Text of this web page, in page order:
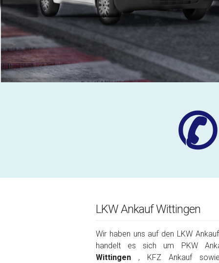
✆
LKW Ankauf Wittingen
Wir haben uns auf den LKW
handelt es sich um PKW
Wittingen , KFZ Ankauf sowie